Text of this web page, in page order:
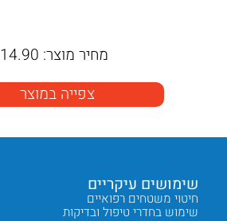
מחיר מוצר: 14.90
צפייה במוצר
שימושים עיקריים
חיטוי משטחים רפואיים
שימוש בחדרי טיפול ובדיקות